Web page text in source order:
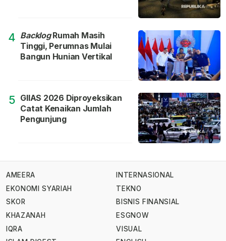
4 BacklogRumah Masih
Tinggi, Perumnas Mulai
Bangun Hunian Vertikal
5 GIIAS 2026 Diproyeksikan
Catat Kenaikan Jumlah
Pengunjung
AMEERA
EKONOMI SYARIAH
SKOR
KHAZANAH
IQRA
INTERNASIONAL
TEKNO
BISNIS FINANSIAL
ESGNOW
VISUAL